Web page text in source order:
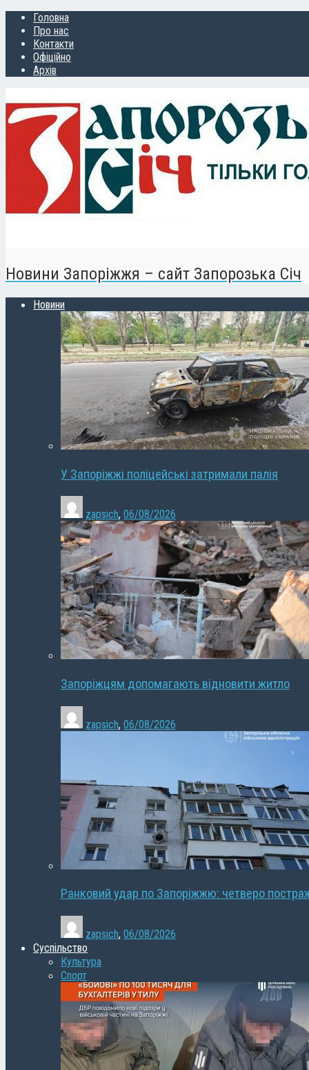
Головна
Про нас
Контакти
Офіційно
Архів
Новини Запоріжжя – сайт Запорозька Січ
Новини
У Запоріжжі поліцейські затримали палія
zapsich, 06/08/2026
Запоріжцям допомагають відновити житло
zapsich, 06/08/2026
Ранковий удар по Запоріжжю: четверо
zapsich, 06/08/2026
Суспільство
Культура
Спорт